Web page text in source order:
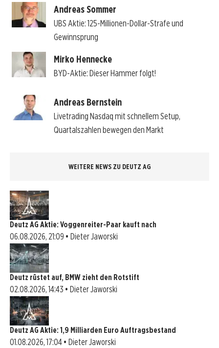
Andreas Sommer
UBS Aktie: 125-Millionen-Dollar-Strafe und
Gewinnsprung
Mirko Hennecke
BYD-Aktie: Dieser Hammer folgt!
Andreas Bernstein
Livetrading Nasdaq mit schnellem Setup,
Quartalszahlen bewegen den Markt
WEITERE NEWS ZU DEUTZ AG
Deutz AG Aktie: Voggenreiter-Paar kauft nach
06.08.2026, 21:09 • Dieter Jaworski
Deutz rüstet auf, BMW zieht den Rotstift
02.08.2026, 14:43 • Dieter Jaworski
Deutz AG Aktie: 1,9 Milliarden Euro Auftragsbestand
01.08.2026, 17:04 • Dieter Jaworski